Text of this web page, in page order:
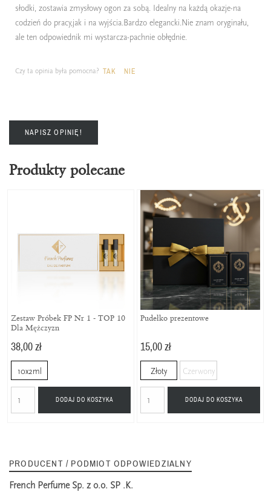
słodki, zostawia zmysłowy ogon za sobą. Idealny na każdą okazje-na
codzień do pracy,jak i na wyjścia.Bardzo elegancki.Nie znam oryginału,
ale ten odpowiednik mi wystarcza-pachnie obłędnie.
Czy ta opinia była pomocna? TAK NIE
NAPISZ OPINIĘ!
Produkty polecane
Zestaw Próbek FP Nr 1 - TOP 10
Dla Mężczyzn
38,00 zł
10x2ml
DODAJ DO KOSZYKA
Pudełko prezentowe
15,00 zł
Złoty Czerwony
DODAJ DO KOSZYKA
PRODUCENT / PODMIOT ODPOWIEDZIALNY
French Perfume Sp. z o.o. SP .K.